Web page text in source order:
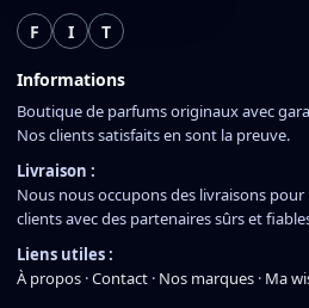
F I T
Informations
Boutique de parfums originaux avec
Nos clients satisfaits en sont la preuve.
Livraison :
Nous nous occupons des livraisons pour
clients avec des partenaires sûrs et
Liens utiles :
À propos ·Contact · Nos marques · Ma